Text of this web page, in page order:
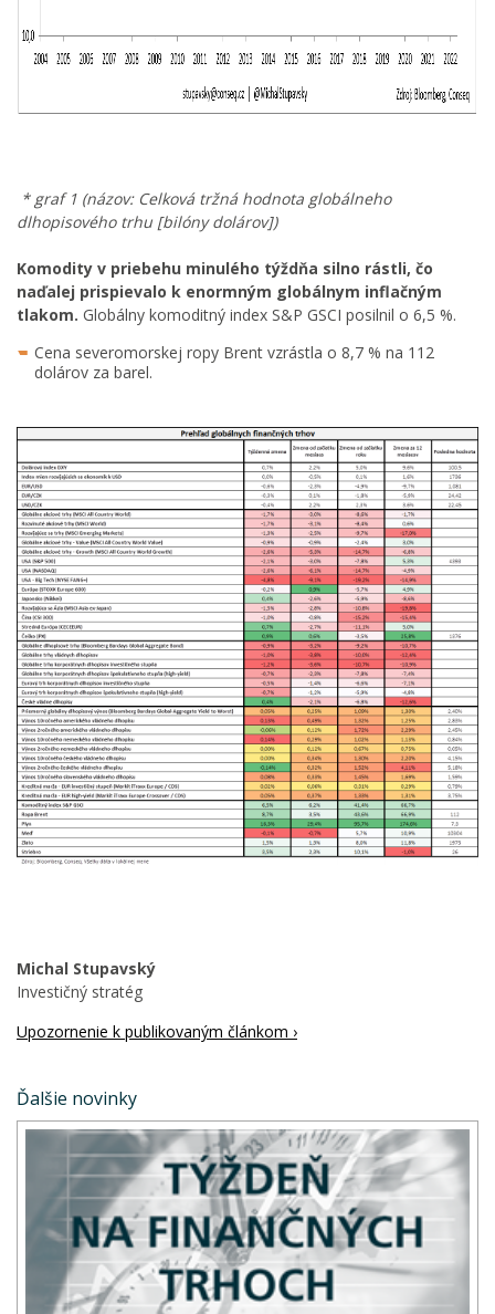
* graf 1 (názov: Celková tržná hodnota globálneho
dlhopisového trhu [bilóny dolárov])
Komodity v priebehu minulého týždňa silno rástli, čo
naďalej prispievalo k enormným globálnym inflačným
tlakom. Globálny komoditný index S&P GSCI posilnil o 6,5 %.
Cena severomorskej ropy Brent vzrástla o 8,7 % na 112
dolárov za barel.
Michal Stupavský
Investičný stratég
Upozornenie k publikovaným článkom ›
Ďalšie novinky